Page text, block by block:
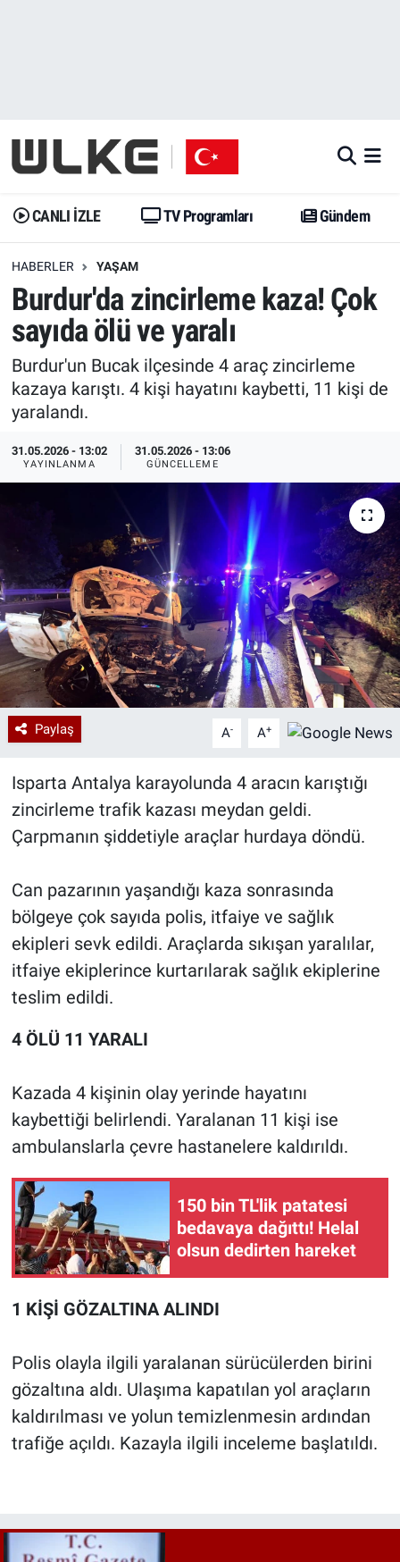
CANLI İZLE TV Programları Gündem
HABERLER YAŞAM
Burdur'da zincirleme kaza! Çok
sayıda ölü ve yaralı
Burdur'un Bucak ilçesinde 4 araç zincirleme
kazaya karıştı. 4 kişi hayatını kaybetti, 11 kişi de
yaralandı.
31.05.2026 - 13:02
YAYINLANMA
31.05.2026 - 13:06
GÜNCELLEME
Paylaş A- A+
Isparta Antalya karayolunda 4 aracın karıştığı
zincirleme trafik kazası meydan geldi.
Çarpmanın şiddetiyle araçlar hurdaya döndü.
Can pazarının yaşandığı kaza sonrasında
bölgeye çok sayıda polis, itfaiye ve sağlık
ekipleri sevk edildi. Araçlarda sıkışan yaralılar,
itfaiye ekiplerince kurtarılarak sağlık ekiplerine
teslim edildi.
4 ÖLÜ 11 YARALI
Kazada 4 kişinin olay yerinde hayatını
kaybettiği belirlendi. Yaralanan 11 kişi ise
ambulanslarla çevre hastanelere kaldırıldı.
150 bin TL'lik patatesi
bedavaya dağıttı! Helal
olsun dedirten hareket
1 KİŞİ GÖZALTINA ALINDI
Polis olayla ilgili yaralanan sürücülerden birini
gözaltına aldı. Ulaşıma kapatılan yol araçların
kaldırılması ve yolun temizlenmesin ardından
trafiğe açıldı. Kazayla ilgili inceleme başlatıldı.
Gündem
Dünya
Erişim Bilgileri
Ekonomi
Trend
Yazarlar
Gündem
Trend
Erişim Bilgileri
Spor
Ekonomi
Medya
Özel Haberler
Kadın
Erişim Bilgileri
Sağlık
Teknoloji
İstanbul Namaz Vakitleri
Trafik Durumu
Erişim Bilgileri
Tüm Manşetler
Son Dakika Haberleri